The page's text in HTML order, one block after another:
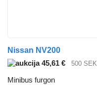
Nissan NV200
45,61 €
500 SEK
Minibus furgon